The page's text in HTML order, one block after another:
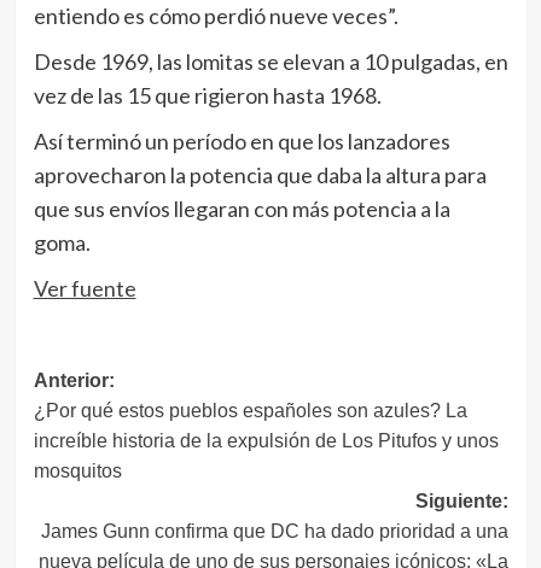
entiendo es cómo perdió nueve veces”.
Desde 1969, las lomitas se elevan a 10 pulgadas, en
vez de las 15 que rigieron hasta 1968.
Así terminó un período en que los lanzadores
aprovecharon la potencia que daba la altura para
que sus envíos llegaran con más potencia a la
goma.
Ver fuente
Navegación
de
entradas
Anterior:
¿Por qué estos pueblos españoles son azules? La
increíble historia de la expulsión de Los Pitufos y unos
mosquitos
Siguiente:
James Gunn confirma que DC ha dado prioridad a una
nueva película de uno de sus personajes icónicos: «La